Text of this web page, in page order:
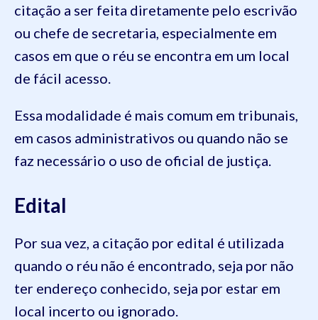
citação a ser feita diretamente pelo escrivão
ou chefe de secretaria, especialmente em
casos em que o réu se encontra em um local
de fácil acesso.
Essa modalidade é mais comum em tribunais,
em casos administrativos ou quando não se
faz necessário o uso de oficial de justiça.
Edital
Por sua vez, a citação por edital é utilizada
quando o réu não é encontrado, seja por não
ter endereço conhecido, seja por estar em
local incerto ou ignorado.